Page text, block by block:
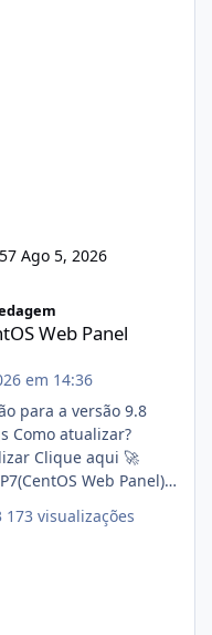
Ago 5, 2026
Web Panel
em 14:36
Clique aqui 🚀
173 visualizações